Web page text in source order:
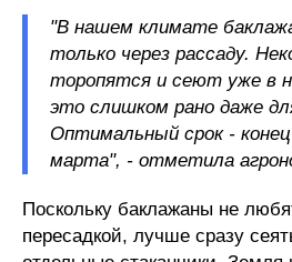
"В нашем климате
только через рассаду.
торопятся и сеют уже в
это слишком рано даже
Оптимальный срок -
марта", - отметила
Поскольку баклажаны не
пересадкой, лучше сразу